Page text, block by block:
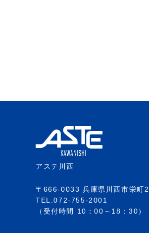
アステ川西
〒666-0033 兵庫県川西市栄町
TEL.072-755-2001
（受付時間 10：00～18：30）